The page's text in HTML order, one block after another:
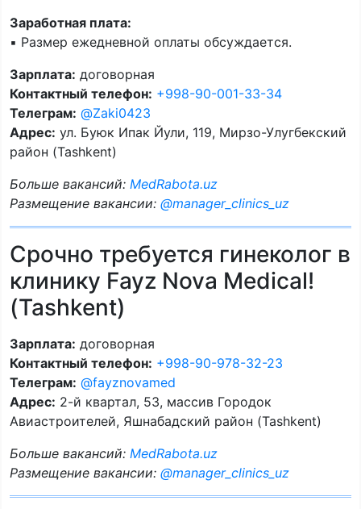
Заработная плата:
▪️ Размер ежедневной оплаты обсуждается.
Зарплата: договорная
Контактный телефон: +998-90-001-33-34
Телеграм: @Zaki0423
Адрес: ул. Буюк Ипак Йули, 119, Мирзо-Улугбекский
район (Tashkent)
Больше вакансий: MedRabota.uz
Размещение вакансии: @manager_clinics_uz
Срочно требуется гинеколог в
клинику Fayz Nova Medical!
(Tashkent)
Зарплата: договорная
Контактный телефон: +998-90-978-32-23
Телеграм: @fayznovamed
Адрес: 2-й квартал, 53, массив Городок
Авиастроителей, Яшнабадский район (Tashkent)
Больше вакансий: MedRabota.uz
Размещение вакансии: @manager_clinics_uz